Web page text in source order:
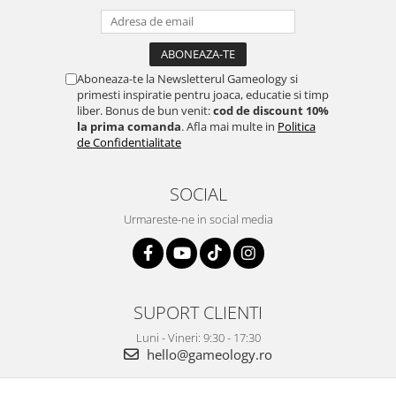
Aboneaza-te la Newsletterul Gameology si
primesti inspiratie pentru joaca, educatie si timp
liber. Bonus de bun venit:cod de discount 10%
la prima comanda. Afla mai multe in Politica
de Confidentialitate
SOCIAL
Urmareste-ne in social media
SUPORT CLIENTI
Luni - Vineri: 9:30 - 17:30
hello@gameology.ro